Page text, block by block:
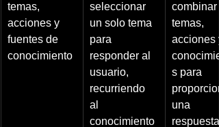
temas,
acciones y
fuentes de
conocimiento
seleccionar
un solo tema
para
responder al
usuario,
recurriendo
al
conocimiento
combinar
temas,
acciones
s para
una
respuesta.